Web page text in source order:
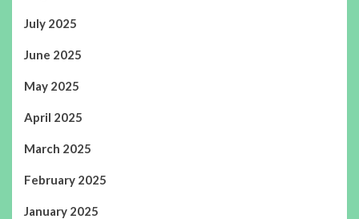
July 2025
June 2025
May 2025
April 2025
March 2025
February 2025
January 2025